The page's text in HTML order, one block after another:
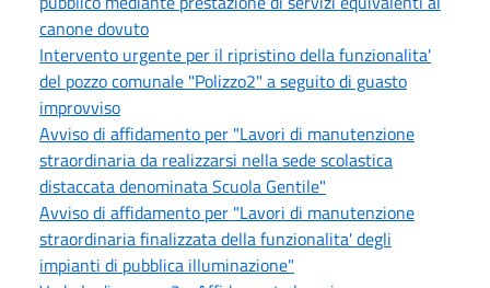
canone dovuto
Intervento urgente per il ripristino della funzionalita'
del pozzo comunale "Polizzo2" a seguito di guasto
improvviso
Avviso di affidamento per "Lavori di manutenzione
straordinaria da realizzarsi nella sede scolastica
distaccata denominata Scuola Gentile"
Avviso di affidamento per "Lavori di manutenzione
straordinaria finalizzata della funzionalita' degli
impianti di pubblica illuminazione"